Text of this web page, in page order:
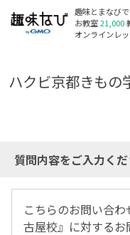
趣味とまなび
お教室21,000
オンラインレ
ハクビ京都きもの
質問内容をご入力くだ
こちらのお問い合
古屋校』に対するお